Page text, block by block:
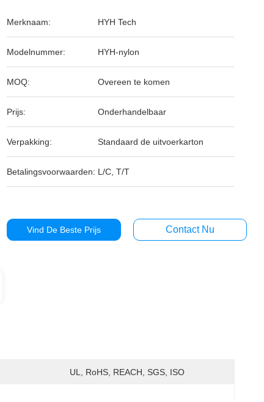
Merknaam: HYH Tech
Modelnummer: HYH-nylon
MOQ: Overeen te komen
Prijs: Onderhandelbaar
Verpakking: Standaard de uitvoerkarton
Betalingsvoorwaarden: L/C, T/T
Vind De Beste Prijs Contact Nu
UL, RoHS, REACH, SGS, ISO